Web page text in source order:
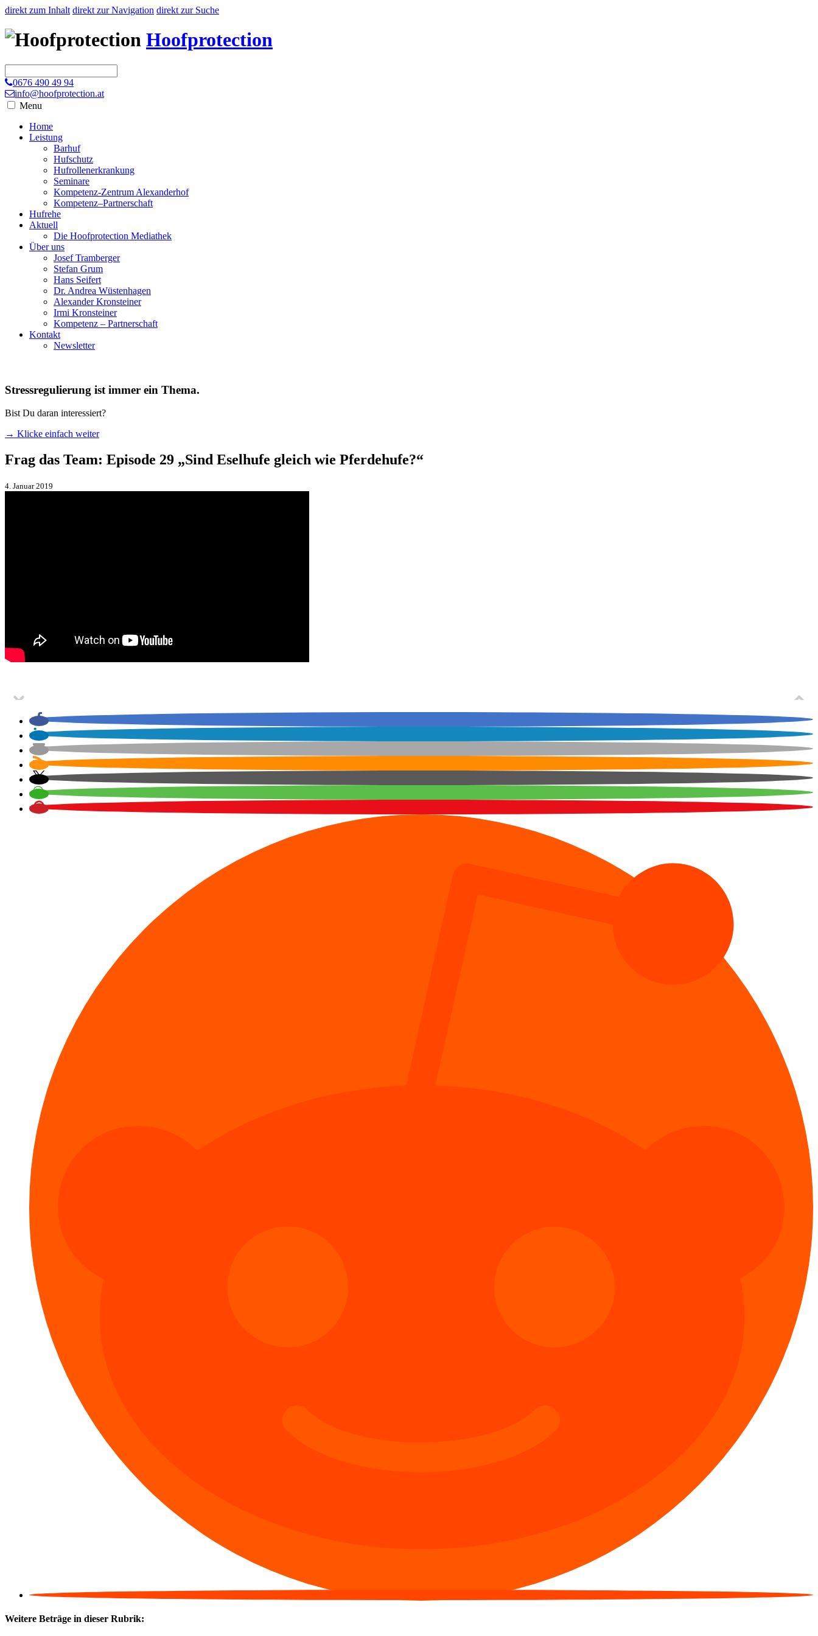
direkt zum Inhalt direkt zur Navigation direkt zur Suche
Hoofprotection
0676 490 49 94
info@hoofprotection.at
Menu
Home
Leistung
Barhuf
Hufschutz
Hufrollenerkrankung
Seminare
Kompetenz-Zentrum Alexanderhof
Kompetenz–Partnerschaft
Hufrehe
Aktuell
Die Hoofprotection Mediathek
Über uns
Josef Tramberger
Stefan Grum
Hans Seifert
Dr. Andrea Wüstenhagen
Alexander Kronsteiner
Irmi Kronsteiner
Kompetenz – Partnerschaft
Kontakt
Newsletter
Stressregulierung ist immer ein Thema.
Bist Du daran interessiert?
→ Klicke einfach weiter
Frag das Team: Episode 29 „Sind Eselhufe gleich wie Pferdehufe?“
4. Januar 2019
Weitere Beträge in dieser Rubrik: